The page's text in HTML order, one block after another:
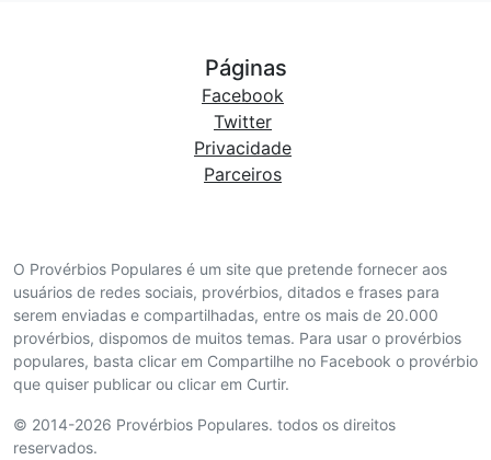
O Provérbios Populares é um site que pretende fornecer aos
usuários de redes sociais, provérbios, ditados e frases para
serem enviadas e compartilhadas, entre os mais de 20.000
provérbios, dispomos de muitos temas. Para usar o provérbios
populares, basta clicar em Compartilhe no Facebook o provérbio
que quiser publicar ou clicar em Curtir.
© 2014-2026 Provérbios Populares. todos os direitos
reservados.
Páginas
Facebook
Twitter
Privacidade
Parceiros